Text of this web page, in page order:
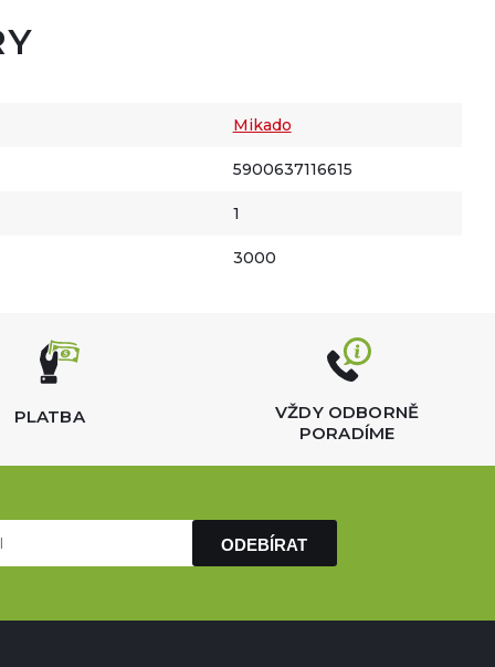
Mikado
5900637116615
1
3000
PLATBA
VŽDY ODBORNĚ
PORADÍME
ODEBÍRAT